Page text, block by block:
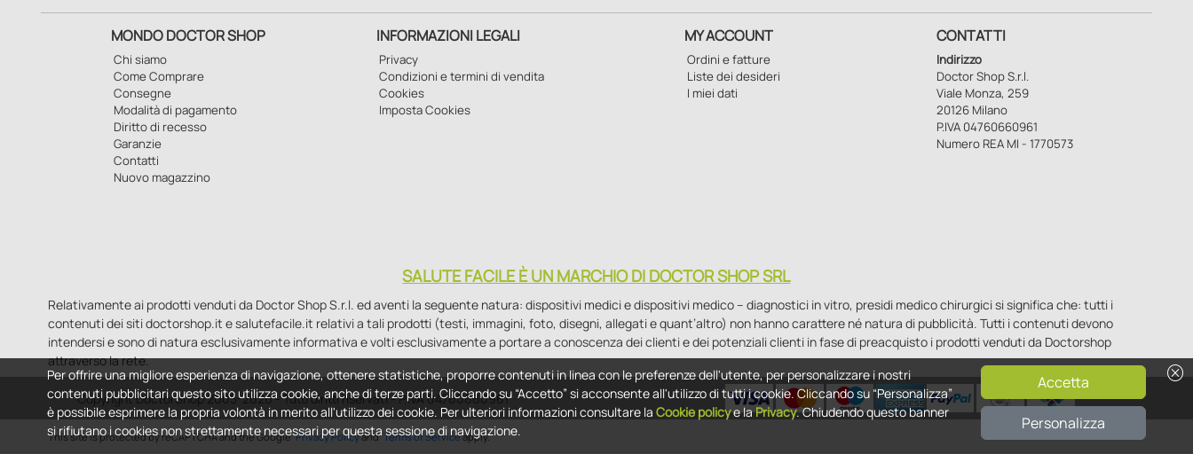
MONDO DOCTOR SHOP
Chi siamo
Come Comprare
Consegne
Modalità di pagamento
Diritto di recesso
Garanzie
Contatti
Nuovo magazzino
INFORMAZIONI LEGALI
Privacy
Condizioni e termini di vendita
Cookies
Imposta Cookies
MY ACCOUNT
Ordini e fatture
Liste dei desideri
I miei dati
CONTATTI
Indirizzo
Doctor Shop S.r.l.
Viale Monza, 259
20126 Milano
P.IVA 04760660961
Numero REA MI - 1770573
SALUTE FACILE È UN MARCHIO DI DOCTOR SHOP SRL
Relativamente ai prodotti venduti da Doctor Shop S.r.l. ed aventi la seguente natura: dispositivi medici e dispositivi medico – diagnostici in vitro, presidi medico chirurgici si significa che: tutti i
contenuti dei siti doctorshop.it e salutefacile.it relativi a tali prodotti (testi, immagini, foto, disegni, allegati e quant’altro) non hanno carattere né natura di pubblicità. Tutti i contenuti devono
intendersi e sono di natura esclusivamente informativa e volti esclusivamente a portare a conoscenza dei clienti e dei potenziali clienti in fase di preacquisto i prodotti venduti da Doctorshop
attraverso la rete.
Copyright DoctorShop 2005-2026 - Tutti diritti riservati - P.IVA 04760660961
This site is protected by reCAPTCHA and the Google Privacy Policyand Terms of Serviceapply. 0
cancel
Per offrire una migliore esperienza di navigazione, ottenere statistiche, proporre contenuti in linea con le preferenze dell'utente, per personalizzare i nostri
contenuti pubblicitari questo sito utilizza cookie, anche di terze parti. Cliccando su “Accetto” si acconsente all'utilizzo di tutti i cookie. Cliccando su “Personalizza”
è possibile esprimere la propria volontà in merito all'utilizzo dei cookie. Per ulteriori informazioni consultare laCookie policye laPrivacy. Chiudendo questo banner
si rifiutano i cookies non strettamente necessari per questa sessione di navigazione.
Accetta
Personalizza